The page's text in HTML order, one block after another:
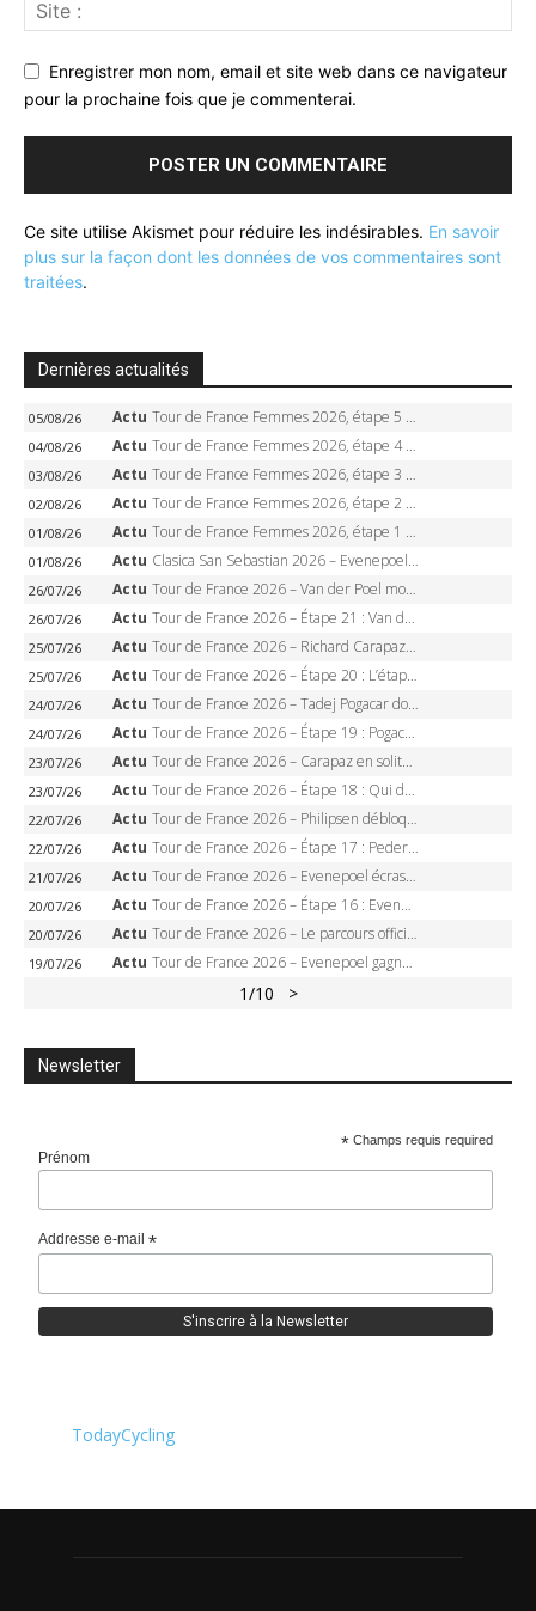
Enregistrer mon nom, email et site web dans ce navigateur
pour la prochaine fois que je commenterai.
Ce site utilise Akismet pour réduire les indésirables. En savoir
plus sur la façon dont les données de vos commentaires sont
traitées.
Dernières actualités
05/08/26 Actu Tour de France Femmes 2026, étape 5 – Demi Vollering gagne à Belleville, Reusser en jaune, Ferrand-Prévot coule
04/08/26 Actu Tour de France Femmes 2026, étape 4 – Marlen Reusser écrase le chrono, Ferrand-Prévot en crise
03/08/26 Actu Tour de France Femmes 2026, étape 3 – Sigrid Haugset en solitaire, 88 km d’échappée, maillot jaune
02/08/26 Actu Tour de France Femmes 2026, étape 2 – Lorena Wiebes doublé à Genève, Markus héroïque, 7e record
01/08/26 Actu Tour de France Femmes 2026, étape 1 – Lorena Wiebes intouchable à Lausanne, premier maillot jaune
01/08/26 Actu Clasica San Sebastian 2026 – Evenepoel recordman, 4e victoire, Carapaz battu au sprint
26/07/26 Actu Tour de France 2026 – Van der Poel monumental à Paris, Pogacar égale le record des cinq sacres
26/07/26 Actu Tour de France 2026 – Étape 21 : Van der Poel, Pogacar, qui succédera à Wout van Aert sur les Champs-Elysées ?
25/07/26 Actu Tour de France 2026 – Richard Carapaz roi des Alpes, doublé et maillot à pois, Seixas perd le podium
25/07/26 Actu Tour de France 2026 – Étape 20 : L’étape reine, Galibier, Sarenne, Alpe d’Huez, qui succédera à Pogacar ?
24/07/26 Actu Tour de France 2026 – Tadej Pogacar dompte l’Alpe d’Huez, 5e victoire, record de Pantani pulvérisé
24/07/26 Actu Tour de France 2026 – Étape 19 : Pogacar peut-il enfin dompter l’Alpe d’Huez ?
23/07/26 Actu Tour de France 2026 – Carapaz en solitaire à Orcières-Merlette, Paret-Peintre à un point du maillot à pois
23/07/26 Actu Tour de France 2026 – Étape 18 : Qui domptera Orcières-Merlette, première marche vers l’Alpe d’Huez ?
22/07/26 Actu Tour de France 2026 – Philipsen débloque son compteur à Voiron, Pedersen en danger pour le maillot vert
22/07/26 Actu Tour de France 2026 – Étape 17 : Pedersen peut-il verrouiller le maillot vert à Voiron ?
21/07/26 Actu Tour de France 2026 – Evenepoel écrase le chrono d’Évian, Seixas 4e, Lipowitz abandonne
20/07/26 Actu Tour de France 2026 – Étape 16 : Evenepoel, Pogacar, Ganna… qui domptera le chrono d’Évian pour redessiner le podium ?
20/07/26 Actu Tour de France 2026 – Le parcours officiel complet : 21 étapes, profils, carte et dates
19/07/26 Actu Tour de France 2026 – Evenepoel gagne à Solaison, Vingegaard abandonne, Pogacar toujours en jaune
1/10 >
Newsletter
* Champs requis required
Prénom
Addresse e-mail*
TodayCycling